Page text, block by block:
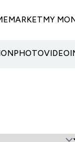
MARKETMY
PHOTOVIDEO